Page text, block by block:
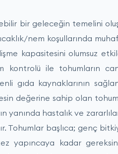
bir geleceğin temelini
nem koşullarında
kapasitesini olumsuz
kontrolü ile tohumların
gıda kaynaklarının
değerine sahip olan
yanında hastalık ve
Tohumlar başlıca; genç
yapıncaya kadar